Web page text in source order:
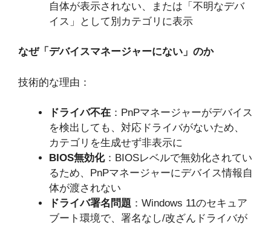
自体が表示されない、または「不明なデバ
イス」として別カテゴリに表示
なぜ「デバイスマネージャーにない」のか
技術的な理由：
ドライバ不在 ：PnPマネージャーがデバイス
を検出しても、対応ドライバがないため、
カテゴリを生成せず非表示に
BIOS無効化：BIOSレベルで無効化されてい
るため、PnPマネージャーにデバイス情報自
体が渡されない
ドライバ署名問題 ：Windows 11のセキュア
ブート環境で、署名なし/改ざんドライバが